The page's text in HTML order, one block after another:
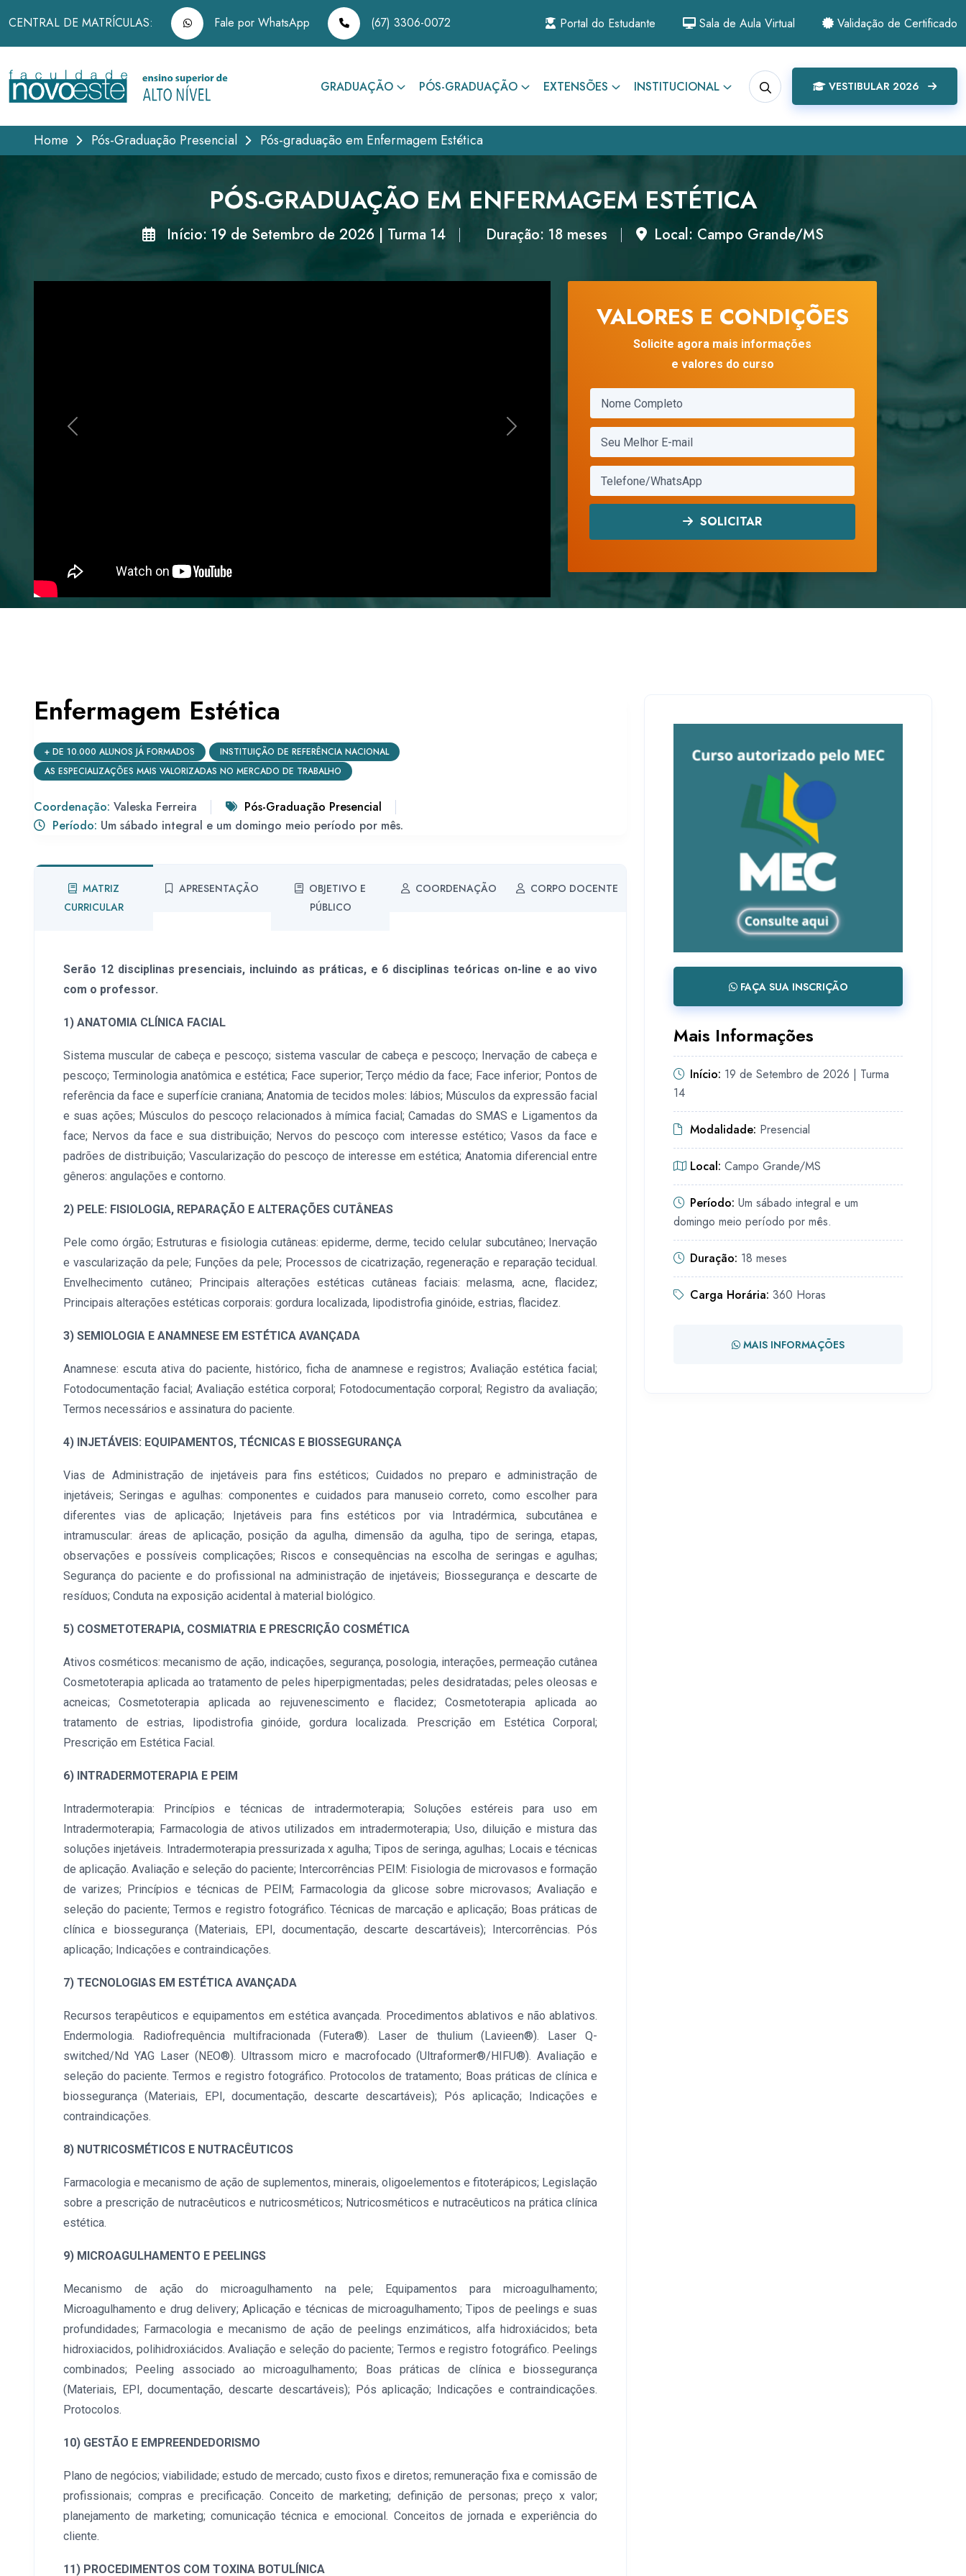
CENTRAL DE MATRÍCULAS: Fale por WhatsApp (67) 3306-0072 Portal do Estudante Sala de Aula Virtual Validação de Certificado
GRADUAÇÃO PÓS-GRADUAÇÃO EXTENSÕES INSTITUCIONAL VESTIBULAR 2026
Home Pós-Graduação Presencial Pós-graduação em Enfermagem Estética
PÓS-GRADUAÇÃO EM ENFERMAGEM ESTÉTICA
Início: 19 de Setembro de 2026 | Turma 14 Duração: 18 meses Local: Campo Grande/MS
Previous Next
VALORES E CONDIÇÕES
Solicite agora mais informações
e valores do curso
SOLICITAR
Enfermagem Estética
+ DE 10.000 ALUNOS JÁ FORMADOS
INSTITUIÇÃO DE REFERÊNCIA NACIONAL
AS ESPECIALIZAÇÕES MAIS VALORIZADAS NO MERCADO DE TRABALHO
Coordenação: Valeska Ferreira
Pós-Graduação Presencial
Período: Um sábado integral e um domingo meio período por mês.
MATRIZ
CURRICULAR
APRESENTAÇÃO
OBJETIVO E
PÚBLICO
COORDENAÇÃO CORPO DOCENTE
Serão 12 disciplinas presenciais, incluindo as práticas, e 6 disciplinas teóricas on-line e ao vivo
com o professor.
1) ANATOMIA CLÍNICA FACIAL
Sistema muscular de cabeça e pescoço; sistema vascular de cabeça e pescoço; Inervação de cabeça e
pescoço; Terminologia anatômica e estética; Face superior; Terço médio da face; Face inferior; Pontos de
referência da face e superfície craniana; Anatomia de tecidos moles: lábios; Músculos da expressão facial
e suas ações; Músculos do pescoço relacionados à mímica facial; Camadas do SMAS e Ligamentos da
face; Nervos da face e sua distribuição; Nervos do pescoço com interesse estético; Vasos da face e
padrões de distribuição; Vascularização do pescoço de interesse em estética; Anatomia diferencial entre
gêneros: angulações e contorno.
2) PELE: FISIOLOGIA, REPARAÇÃO E ALTERAÇÕES CUTÂNEAS
Pele como órgão; Estruturas e fisiologia cutâneas: epiderme, derme, tecido celular subcutâneo; Inervação
e vascularização da pele; Funções da pele; Processos de cicatrização, regeneração e reparação tecidual.
Envelhecimento cutâneo; Principais alterações estéticas cutâneas faciais: melasma, acne, flacidez;
Principais alterações estéticas corporais: gordura localizada, lipodistrofia ginóide, estrias, flacidez.
3) SEMIOLOGIA E ANAMNESE EM ESTÉTICA AVANÇADA
Anamnese: escuta ativa do paciente, histórico, ficha de anamnese e registros; Avaliação estética facial;
Fotodocumentação facial; Avaliação estética corporal; Fotodocumentação corporal; Registro da avaliação;
Termos necessários e assinatura do paciente.
4) INJETÁVEIS: EQUIPAMENTOS, TÉCNICAS E BIOSSEGURANÇA
Vias de Administração de injetáveis para fins estéticos; Cuidados no preparo e administração de
injetáveis; Seringas e agulhas: componentes e cuidados para manuseio correto, como escolher para
diferentes vias de aplicação; Injetáveis para fins estéticos por via Intradérmica, subcutânea e
intramuscular: áreas de aplicação, posição da agulha, dimensão da agulha, tipo de seringa, etapas,
observações e possíveis complicações; Riscos e consequências na escolha de seringas e agulhas;
Segurança do paciente e do profissional na administração de injetáveis; Biossegurança e descarte de
resíduos; Conduta na exposição acidental à material biológico.
5) COSMETOTERAPIA, COSMIATRIA E PRESCRIÇÃO COSMÉTICA
Ativos cosméticos: mecanismo de ação, indicações, segurança, posologia, interações, permeação cutânea
Cosmetoterapia aplicada ao tratamento de peles hiperpigmentadas; peles desidratadas; peles oleosas e
acneicas; Cosmetoterapia aplicada ao rejuvenescimento e flacidez; Cosmetoterapia aplicada ao
tratamento de estrias, lipodistrofia ginóide, gordura localizada. Prescrição em Estética Corporal;
Prescrição em Estética Facial.
6) INTRADERMOTERAPIA E PEIM
Intradermoterapia: Princípios e técnicas de intradermoterapia; Soluções estéreis para uso em
Intradermoterapia; Farmacologia de ativos utilizados em intradermoterapia; Uso, diluição e mistura das
soluções injetáveis. Intradermoterapia pressurizada x agulha; Tipos de seringa, agulhas; Locais e técnicas
de aplicação. Avaliação e seleção do paciente; Intercorrências PEIM: Fisiologia de microvasos e formação
de varizes; Princípios e técnicas de PEIM; Farmacologia da glicose sobre microvasos; Avaliação e
seleção do paciente; Termos e registro fotográfico. Técnicas de marcação e aplicação; Boas práticas de
clínica e biossegurança (Materiais, EPI, documentação, descarte descartáveis); Intercorrências. Pós
aplicação; Indicações e contraindicações.
7) TECNOLOGIAS EM ESTÉTICA AVANÇADA
Recursos terapêuticos e equipamentos em estética avançada. Procedimentos ablativos e não ablativos.
Endermologia. Radiofrequência multifracionada (Futera®). Laser de thulium (Lavieen®). Laser Q-
switched/Nd YAG Laser (NEO®). Ultrassom micro e macrofocado (Ultraformer®/HIFU®). Avaliação e
seleção do paciente. Termos e registro fotográfico. Protocolos de tratamento; Boas práticas de clínica e
biossegurança (Materiais, EPI, documentação, descarte descartáveis); Pós aplicação; Indicações e
contraindicações.
8) NUTRICOSMÉTICOS E NUTRACÊUTICOS
Farmacologia e mecanismo de ação de suplementos, minerais, oligoelementos e fitoterápicos; Legislação
sobre a prescrição de nutracêuticos e nutricosméticos; Nutricosméticos e nutracêuticos na prática clínica
estética.
9) MICROAGULHAMENTO E PEELINGS
Mecanismo de ação do microagulhamento na pele; Equipamentos para microagulhamento;
Microagulhamento e drug delivery; Aplicação e técnicas de microagulhamento; Tipos de peelings e suas
profundidades; Farmacologia e mecanismo de ação de peelings enzimáticos, alfa hidroxiácidos; beta
hidroxiacidos, polihidroxiácidos. Avaliação e seleção do paciente; Termos e registro fotográfico. Peelings
combinados; Peeling associado ao microagulhamento; Boas práticas de clínica e biossegurança
(Materiais, EPI, documentação, descarte descartáveis); Pós aplicação; Indicações e contraindicações.
Protocolos.
10) GESTÃO E EMPREENDEDORISMO
Plano de negócios; viabilidade; estudo de mercado; custo fixos e diretos; remuneração fixa e comissão de
profissionais; compras e precificação. Conceito de marketing; definição de personas; preço x valor;
planejamento de marketing; comunicação técnica e emocional. Conceitos de jornada e experiência do
cliente.
11) PROCEDIMENTOS COM TOXINA BOTULÍNICA
FAÇA SUA INSCRIÇÃO
Mais Informações
Início: 19 de Setembro de 2026 | Turma
14
Modalidade: Presencial
Local:Campo Grande/MS
Período:Um sábado integral e um
domingo meio período por mês.
Duração: 18 meses
Carga Horária:360 Horas
MAIS INFORMAÇÕES